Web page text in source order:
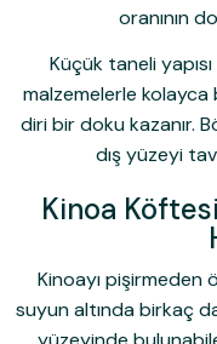
oranının
Küçük taneli
malzemelerle kolayca
diri bir doku kazanır.
dış yüzeyi
Kinoa
Kinoayı pişirmeden
suyun altında birkaç